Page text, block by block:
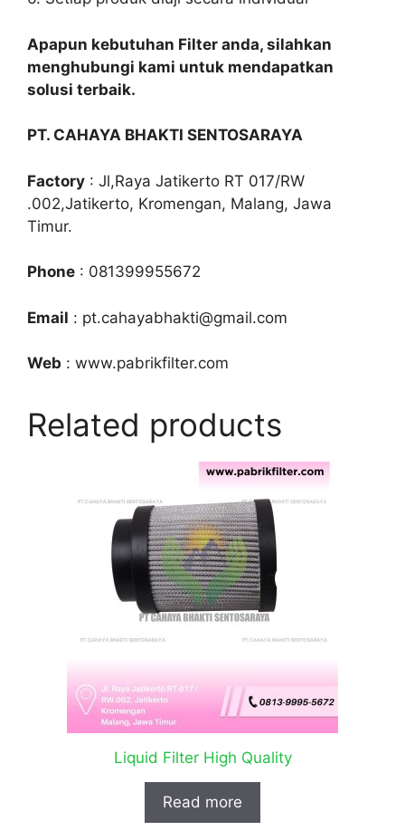
Apapun kebutuhan Filter anda, silahkan
menghubungi kami untuk mendapatkan
solusi terbaik.
PT. CAHAYA BHAKTI SENTOSARAYA
Factory : Jl,Raya Jatikerto RT 017/RW
.002,Jatikerto, Kromengan, Malang, Jawa
Timur.
Phone : 081399955672
Email : pt.cahayabhakti@gmail.com
Web : www.pabrikfilter.com
Related products
Liquid Filter High Quality
Read more